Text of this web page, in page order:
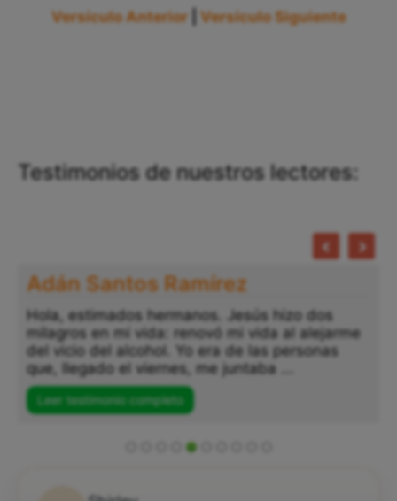
Versículo Anterior Versículo Siguiente
Testimonios de nuestros lectores:
Adán Santos Ramírez
Hola, estimados hermanos. Jesús hizo dos
milagros en mi vida: renovó mi vida al alejarme
del vicio del alcohol. Yo era de las personas
que, llegado el viernes, me juntaba ...
Leer testimonio completo